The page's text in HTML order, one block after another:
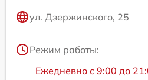
ул. Дзержинского, 25
Режим работы:
Ежедневно с 9:00 до